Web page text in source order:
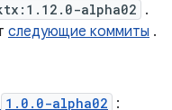
alpha02 .
следующие коммиты .
1.0.0-alpha02 :